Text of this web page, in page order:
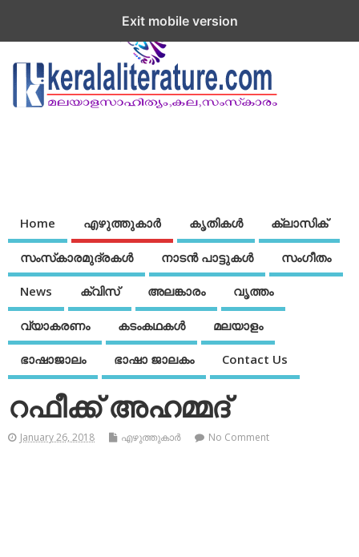
Home എഴുത്തുകാര്‍ കൃതികൾ ക്ലാസിക്
സംസ്‌കാരമുദ്രകള്‍ നാടന്‍ പാട്ടുകള്‍ സംഗീതം
News ക്വിസ് അലങ്കാരം വൃത്തം
വ്യാകരണം കടംകഥകള്‍ മലയാളം
ഭാഷാജാലം ഭാഷാ ജാലകം Contact Us
റഫീക്ക് അഹമ്മദ്
January 26, 2018 എഴുത്തുകാര്‍ No Comment
Exit mobile version